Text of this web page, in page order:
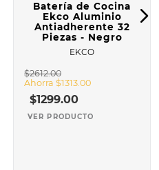
Batería de Cocina
Ekco Aluminio
Antiadherente 32
Piezas - Negro
EKCO
$2612.00
Ahorra $1313.00
$1299.00
VER PRODUCTO